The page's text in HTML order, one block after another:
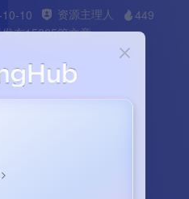
10 资源主理人
449
布15265篇文章